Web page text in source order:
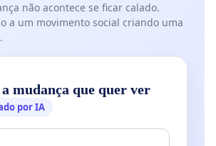
não acontece se ficar calado.
a um movimento social criando uma
mudança que quer ver
por IA